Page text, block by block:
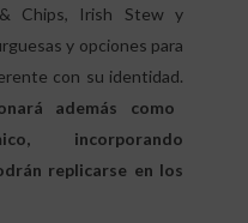
Chips, Irish Stew y
y opciones para
con su identidad.
además como
incorporando
replicarse en los